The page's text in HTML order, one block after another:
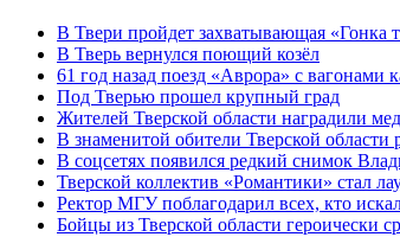
В Твери пройдет захватывающая «Гонка
В Тверь вернулся поющий козёл
61 год назад поезд «Аврора» с вагонами
Под Тверью прошел крупный град
Жителей Тверской области наградили
В знаменитой обители Тверской
В соцсетях появился редкий снимок
Тверской коллектив «Романтики» стал
Ректор МГУ поблагодарил всех, кто
Бойцы из Тверской области героически